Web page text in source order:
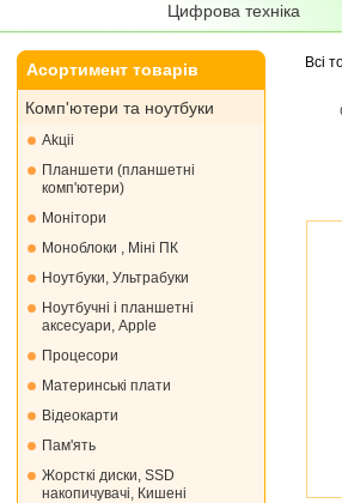
Цифрова техніка
Асортимент товарів
Комп'ютери та ноутбуки
Akціі
Планшети (планшетні
комп'ютери)
Монiтори
Моноблоки , Міні ПК
Ноутбуки, Ультрабуки
Ноутбучні і планшетні
аксесуари, Apple
Процесори
Материнські плати
Відеокарти
Пам'ять
Жорсткі диски, SSD
накопичувачі, Кишені
Всі